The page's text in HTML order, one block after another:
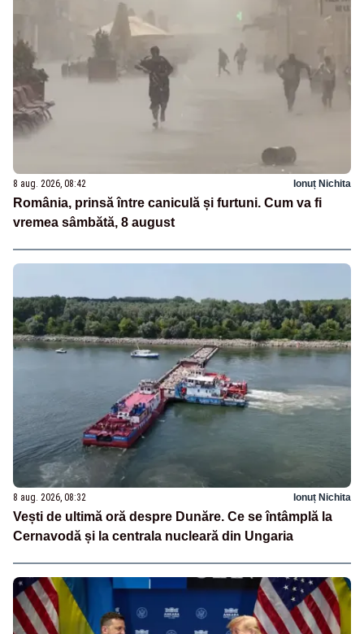
8 aug. 2026, 08:42 Ionuț Nichita
România, prinsă între caniculă și furtuni. Cum va fi
vremea sâmbătă, 8 august
8 aug. 2026, 08:32 Ionuț Nichita
Vești de ultimă oră despre Dunăre. Ce se întâmplă la
Cernavodă și la centrala nucleară din Ungaria